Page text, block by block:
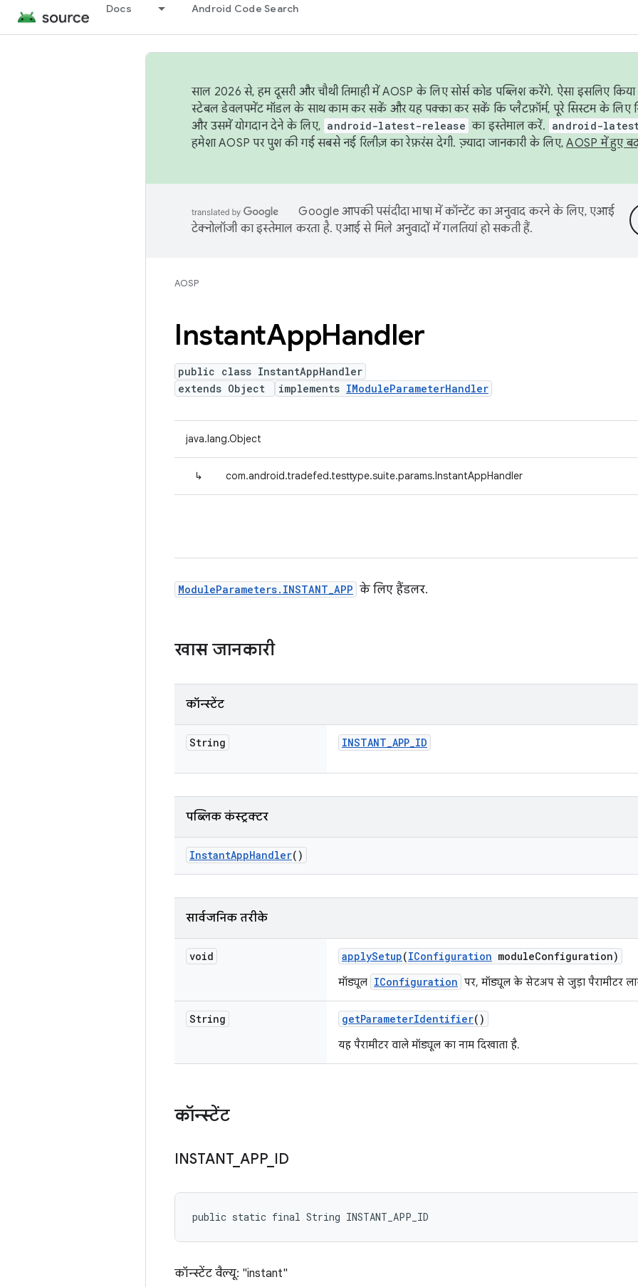
Docs Android Code Search
साल 2026 से, हम दूसरी और चौथी तिमाही में AOSP के लिए सोर्स कोड पब्लिश करेंगे. ऐसा इसलिए
स्टेबल डेवलपमेंट मॉडल के साथ काम कर सकें और यह पक्का कर सकें कि प्लैटफ़ॉर्म, पूरे सिस्टम के लिए
और उसमें योगदान देने के लिए, android-latest-release का इस्तेमाल करें. android-
हमेशा AOSP पर पुश की गई सबसे नई रिलीज़ का रेफ़रंस देगी. ज़्यादा जानकारी के लिए,AOSP में हुए
Google आपकी पसंदीदा भाषा में कॉन्टेंट का अनुवाद करने के लिए, एआई
टेक्नोलॉजी का इस्तेमाल करता है. एआई से मिले अनुवादों में गलतियां हो सकती हैं.
AOSP
InstantAppHandler
public class InstantAppHandler
extends Object
implements IModuleParameterHandler
java.lang.Object
↳ com.android.tradefed.testtype.suite.params.InstantAppHandler
ModuleParameters.INSTANT_APP के लिए हैंडलर.
खास जानकारी
कॉन्स्टेंट
String INSTANT_APP_ID
पब्लिक कंस्ट्रक्टर
InstantAppHandler()
सार्वजनिक तरीके
void applySetup(IConfiguration moduleConfiguration)
मॉड्यूल IConfiguration पर, मॉड्यूल के सेटअप से जुड़ा पैरामीटर
String getParameterIdentifier()
यह पैरामीटर वाले मॉड्यूल का नाम दिखाता है.
कॉन्स्टेंट
INSTANT_ APP_ ID
public static final String INSTANT_APP_ID
कॉन्स्टेंट वैल्यू: "instant"